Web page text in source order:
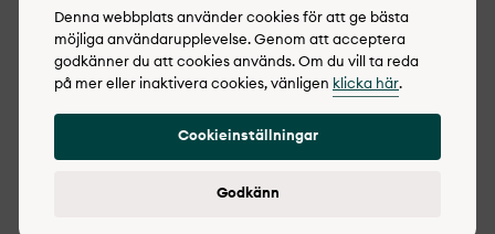
© 2022-2026 OX2
Cookie policy
Denna webbplats använder cookies för att ge bästa
möjliga användarupplevelse. Genom att acceptera
godkänner du att cookies används. Om du vill ta reda
på mer eller inaktivera cookies, vänligen klicka här.
Cookieinställningar
Godkänn